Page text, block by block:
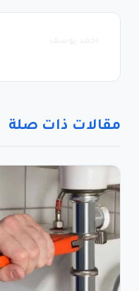
مقالات ذات صلة